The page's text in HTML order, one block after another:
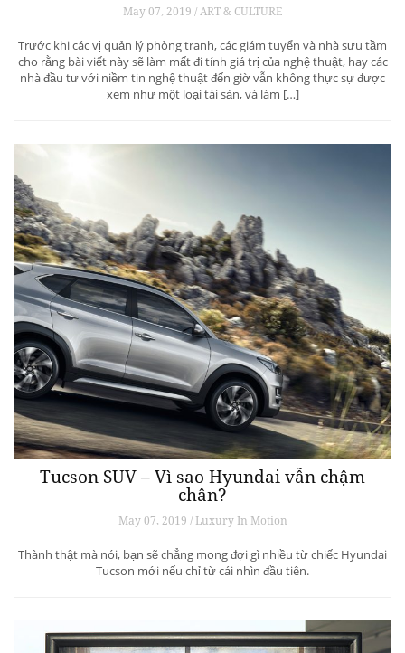
May 07, 2019 / ART & CULTURE
Trước khi các vị quản lý phòng tranh, các giám tuyển và nhà sưu tầm
cho rằng bài viết này sẽ làm mất đi tính giá trị của nghệ thuật, hay các
nhà đầu tư với niềm tin nghệ thuật đến giờ vẫn không thực sự được
xem như một loại tài sản, và làm […]
Tucson SUV – Vì sao Hyundai vẫn chậm
chân?
May 07, 2019 / Luxury In Motion
Thành thật mà nói, bạn sẽ chẳng mong đợi gì nhiều từ chiếc Hyundai
Tucson mới nếu chỉ từ cái nhìn đầu tiên.